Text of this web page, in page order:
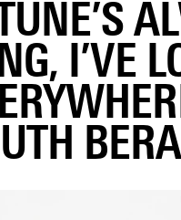
I’VE